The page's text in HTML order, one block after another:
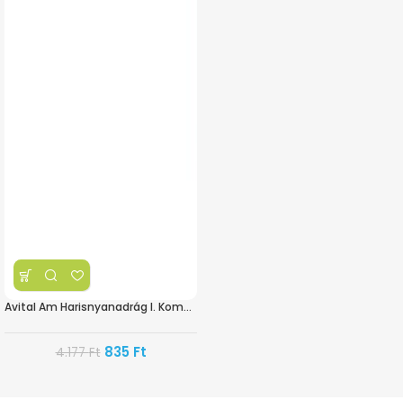
Avital Am Harisnyanadrág I. Kompressziós
4.177Ft 835 Ft